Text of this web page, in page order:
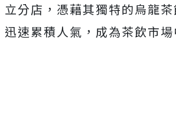
立分店，憑藉其獨特的烏龍
迅速累積人氣，成為茶飲市場